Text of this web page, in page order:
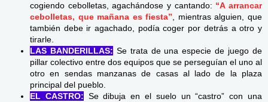
cogiendo cebolletas, agachándose y cantando: “A arrancar
cebolletas, que mañana es fiesta” , mientras alguien, que
también debe ir agachado, podía coger por detrás a otro y
tirarle.
LAS BANDERILLAS: Se trata de una especie de juego de
pillar colectivo entre dos equipos que se perseguían el uno al
otro en sendas manzanas de casas al lado de la plaza
principal del pueblo.
EL CASTRO: Se dibuja en el suelo un “castro” con una